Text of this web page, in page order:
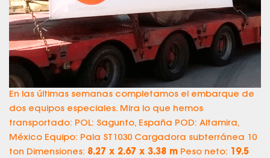
En las últimas semanas completamos el embarque de
dos equipos especiales. Mira lo que hemos
transportado: POL: Sagunto, España POD: Altamira,
México Equipo: Pala ST1030 Cargadora subterránea 10
ton Dimensiones: 8.27 x 2.67 x 3.38 m Peso neto: 19.5